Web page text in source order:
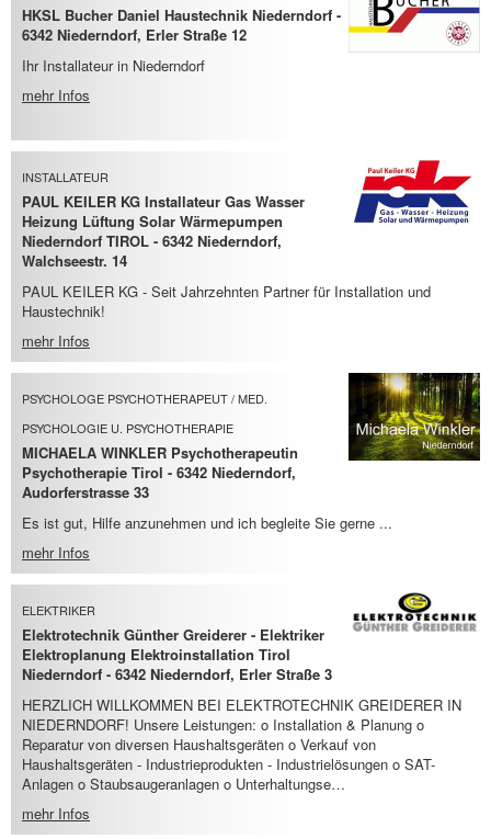
HKSL Bucher Daniel Haustechnik Niederndorf -
6342 Niederndorf, Erler Straße 12
Ihr Installateur in Niederndorf
mehr Infos
INSTALLATEUR
PAUL KEILER KG Installateur Gas Wasser
Heizung Lüftung Solar Wärmepumpen
Niederndorf TIROL - 6342 Niederndorf,
Walchseestr. 14
PAUL KEILER KG - Seit Jahrzehnten Partner für Installation und
Haustechnik!
mehr Infos
PSYCHOLOGE PSYCHOTHERAPEUT / MED.
PSYCHOLOGIE U. PSYCHOTHERAPIE
MICHAELA WINKLER Psychotherapeutin
Psychotherapie Tirol - 6342 Niederndorf,
Audorferstrasse 33
Es ist gut, Hilfe anzunehmen und ich begleite Sie gerne ...
mehr Infos
ELEKTRIKER
Elektrotechnik Günther Greiderer - Elektriker
Elektroplanung Elektroinstallation Tirol
Niederndorf - 6342 Niederndorf, Erler Straße 3
HERZLICH WILLKOMMEN BEI ELEKTROTECHNIK GREIDERER IN
NIEDERNDORF! Unsere Leistungen: o Installation & Planung o
Reparatur von diversen Haushaltsgeräten o Verkauf von
Haushaltsgeräten - Industrieprodukten - Industrielösungen o SAT-
Anlagen o Staubsaugeranlagen o Unterhaltungse…
mehr Infos